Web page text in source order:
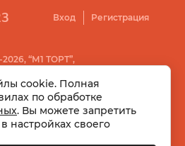
2026, “М1 ТОРТ”,
Вход Регистрация
cookie. Полная
по обработке
. Вы можете запретить
настройках своего